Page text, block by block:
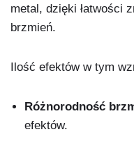
metal, dzięki łatwości
brzmień.
Ilość efektów w tym
Różnorodność
efektów.